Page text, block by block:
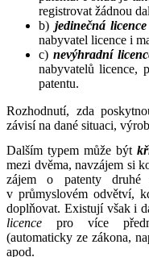
registrovat žádnou
b) jedinečná licence
nabyvatel licence i
c)nevýhradní
nabyvatelů licence,
patentu.
Rozhodnutí, zda
závisí na dané situaci,
Dalším typem může být
mezi dvěma, navzájem si
zájem o patenty druhé
v průmyslovém odvětví,
doplňovat. Existují však i
licence pro více
(automaticky ze zákona,
apod.